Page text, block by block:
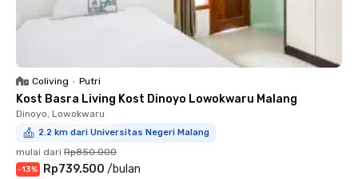
Coliving • Putri
Kost Basra Living Kost Dinoyo Lowokwaru Malang
Dinoyo, Lowokwaru
2.2 km dari Universitas Negeri Malang
mulai dari Rp850.000
-13% Rp739.500 /bulan